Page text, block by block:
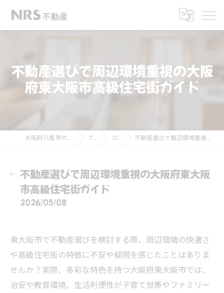
不動産選びで周辺環境重視の大阪
府東大阪市高級住宅街ガイド
大阪府八尾市の不動産ならNRS不動産 ブログ コラム 不動産選びで周辺環境重視の大阪府東大阪市高級住宅街ガイド
不動産選びで周辺環境重視の大阪府東大阪
市高級住宅街ガイド
2026/05/08
東大阪市で不動産選びを検討する際、周辺環境の快適さ
や高級住宅街の特徴に不安や疑問を感じたことはありま
せんか？実際、多彩な特色を持つ大阪府東大阪市では、
治安や教育環境、生活利便性が子育て世帯やファミリー